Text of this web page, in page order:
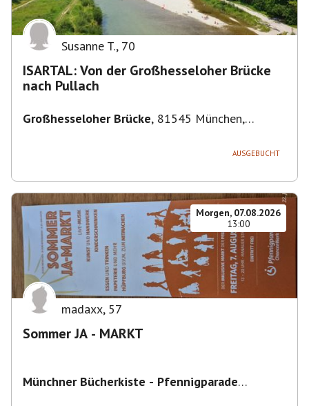
Susanne T., 70
ISARTAL: Von der Großhesseloher Brücke
nach Pullach
Großhesseloher Brücke, 81545 München,
AUSGEBUCHT
Morgen, 07.08.2026
13:00
madaxx, 57
Sommer JA - MARKT
Münchner Bücherkiste - Pfennigparade